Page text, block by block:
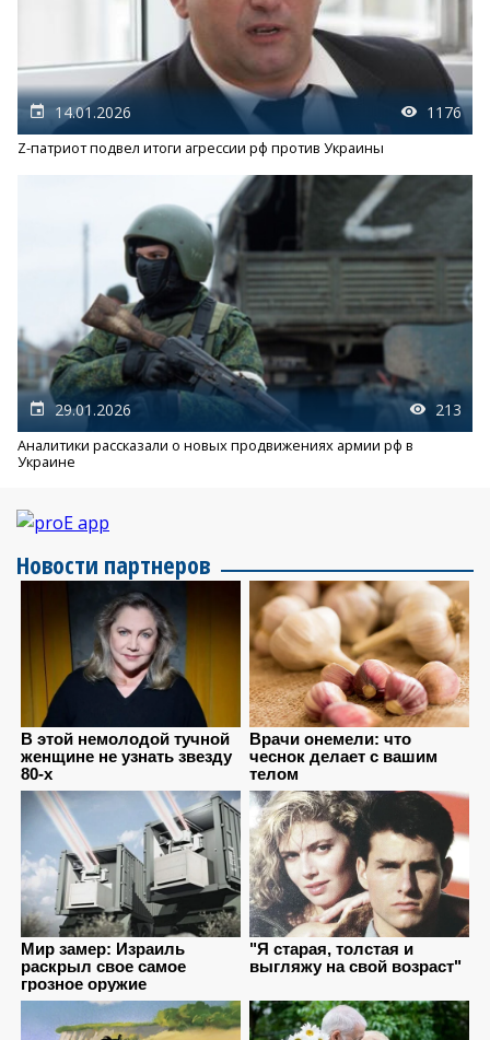
14.01.2026 1176
Z-патриот подвел итоги агрессии рф против Украины
29.01.2026 213
Аналитики рассказали о новых продвижениях армии рф в
Украине
Новости партнеров